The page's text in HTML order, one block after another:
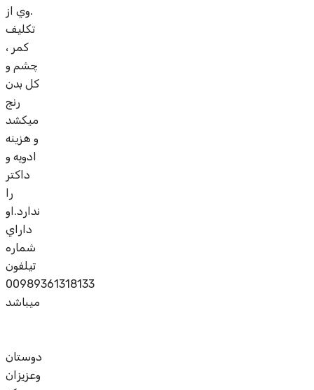
.وي از
تکليف
کمر ،
چشم و
کل بدن
رنج
ميکشد
و هزينه
ادويه و
داکتر
را
ندارد.او
داراي
شماره
تيلفون
00989361318133
ميباشد
دوستان
وعزيزان